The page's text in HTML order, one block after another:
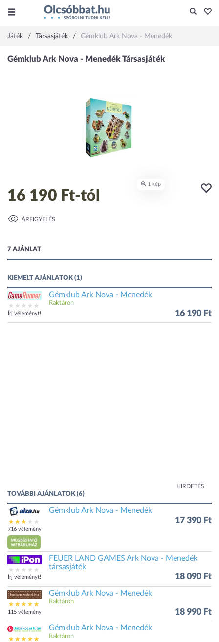
Játék Társasjáték Gémklub Ark Nova - Menedék
16 190 Ft-tól
ÁRFIGYELÉS
7 AJÁNLAT
KIEMELT AJÁNLATOK (1)
Írj véleményt!
Gémklub Ark Nova - Menedék
Raktáron
16 190 Ft
HIRDETÉS
TOVÁBBI AJÁNLATOK (6)
716 vélemény
Gémklub Ark Nova - Menedék
17 390 Ft
Írj véleményt!
FEUER LAND GAMES Ark Nova - Menedék
társasjáték
18 090 Ft
115 vélemény
Gémklub Ark Nova - Menedék
Raktáron
18 990 Ft
Gémklub Ark Nova - Menedék
Raktáron